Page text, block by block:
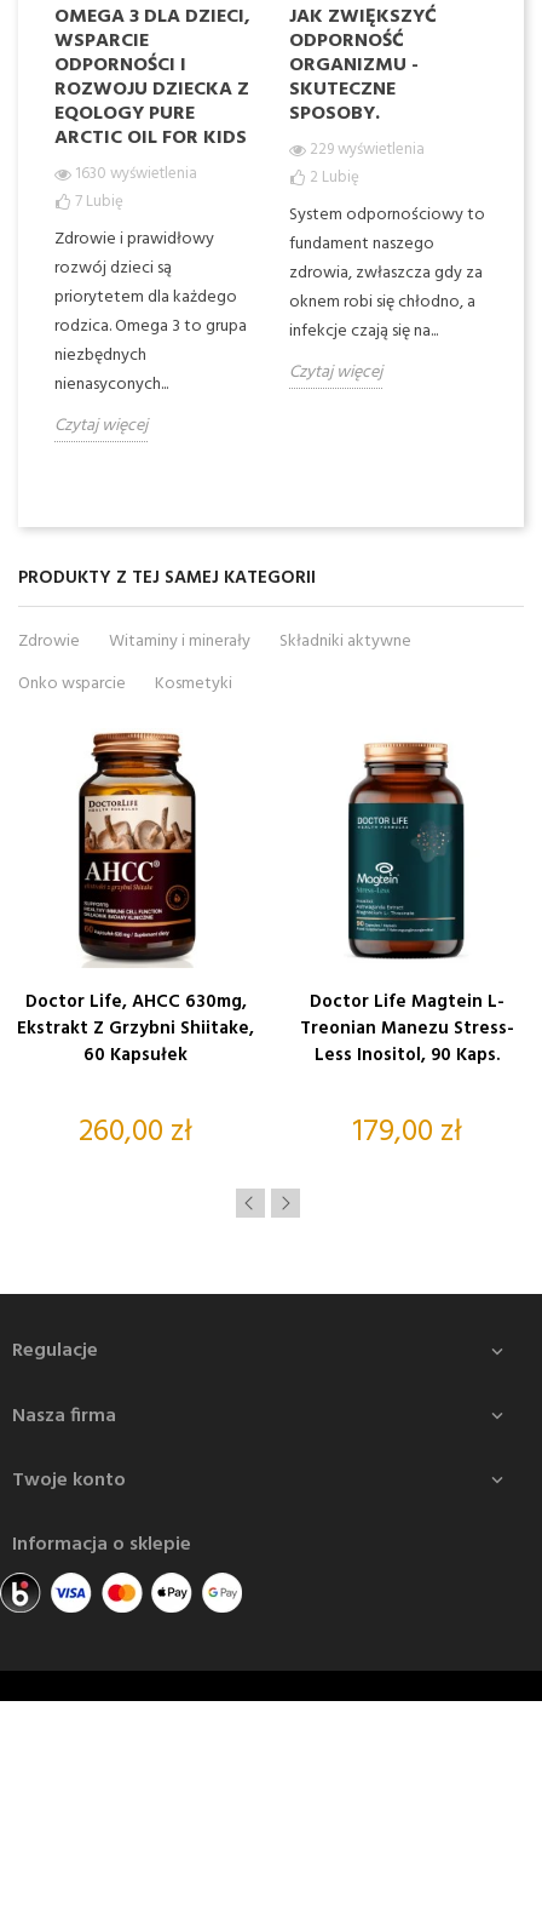
OMEGA 3 DLA DZIECI,
WSPARCIE
ODPORNOŚCI I
ROZWOJU DZIECKA Z
EQOLOGY PURE
ARCTIC OIL FOR KIDS
1630 wyświetlenia
7Lubię
Zdrowie i prawidłowy
rozwój dzieci są
priorytetem dla każdego
rodzica. Omega 3 to grupa
niezbędnych
nienasyconych...
Czytaj więcej
JAK ZWIĘKSZYĆ
ODPORNOŚĆ
ORGANIZMU -
SKUTECZNE
SPOSOBY.
229 wyświetlenia
2 Lubię
System odpornościowy to
fundament naszego
zdrowia, zwłaszcza gdy za
oknem robi się chłodno, a
infekcje czają się na...
Czytaj więcej
PRODUKTY Z TEJ SAMEJ KATEGORII
Zdrowie Witaminy i minerały
Składniki aktywne
Onko wsparcie
Kosmetyki
Doctor Life, AHCC 630mg,
Ekstrakt Z Grzybni Shiitake,
60 Kapsułek
Cena
260,00 zł
Doctor Life Magtein L-
Treonian Manezu Stress-
Less Inositol, 90 Kaps.
Cena
179,00 zł
Regulacje 
Nasza firma 
Twoje konto 
Informacja o sklepie